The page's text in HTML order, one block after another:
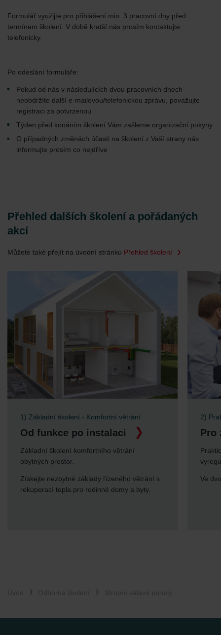
Formulář využijte pro přihlášení min. 3 pracovní dny před
termínem školení. V době kratší nás prosím kontaktujte
telefonicky.
Po odeslání formuláře:
Pokud od nás v následujících dvou pracovních dnech
neobdržíte další e-mailovou/telefonickou zprávu, považujte
registraci za potvrzenou
Týden před konáním školení Vám zašleme organizační pokyny
O případných změnách účasti na školení z Vaší strany nás
informujte prosím co nejdříve
Přehled dalších školení a pořádaných
akcí
Můžete také přejít na úvodní stránku Přehled školení
2) Praktické školení - Komfortní větrání
Pro zaručený provoz
Praktické školení od zprovoznění přes
vyregulování po údržbu.
Ve dvou verzích dle zaměření.